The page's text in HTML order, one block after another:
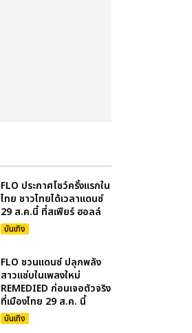
FLO ประกาศโชว์ครั้งแรกใน
ไทย ชาวไทยได้เวลาแดนซ์
29 ส.ค.นี้ ที่สเฟียร์ ฮอลล์
บันเทิง
FLO ชวนแดนซ์ ปลุกพลัง
สาวแซ่บในเพลงใหม่
REMEDIED ก่อนเจอตัวจริง
ที่เมืองไทย 29 ส.ค. นี้
บันเทิง